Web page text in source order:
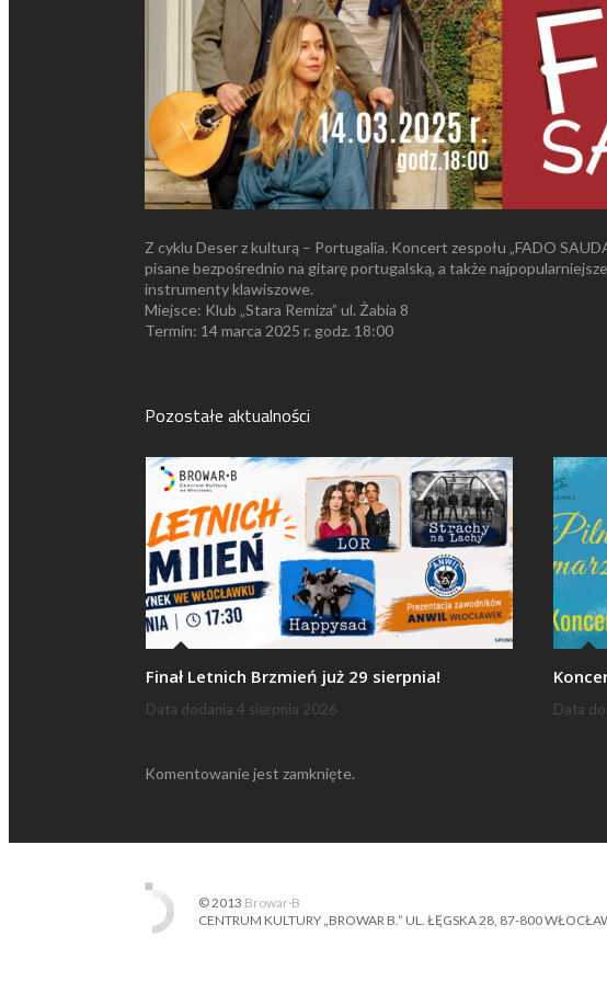
Z cyklu Deser z kulturą – Portugalia. Koncert zespołu „FADO
pisane bezpośrednio na gitarę portugalską, a także
instrumenty klawiszowe.
Miejsce: Klub „Stara Remiza” ul. Żabia 8
Termin: 14 marca 2025 r. godz. 18:00
Pozostałe aktualności
Finał Letnich Brzmień już 29 sierpnia!
Data dodania 4 sierpnia 2026 Data
Komentowanie jest zamknięte.
© 2013 Browar·B
CENTRUM KULTURY „BROWAR B.” UL. ŁĘGSKA 28, 87-800